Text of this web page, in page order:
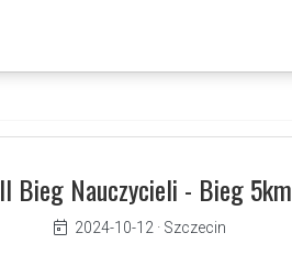
II Bieg Nauczycieli - Bieg 5km
2024-10-12 · Szczecin